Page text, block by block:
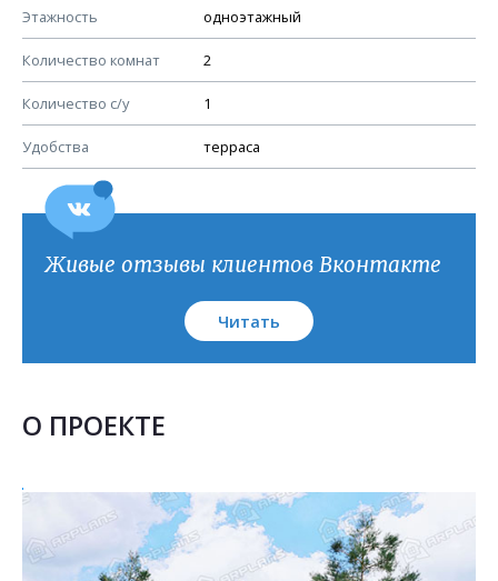
Этажность одноэтажный
Количество комнат 2
Количество с/у 1
Удобства терраса
Схема расположения элементов стропил
Спецификация элементов стропил
Устройство стропильной системы
Узлы устройства кровли
План кровли
Живые отзывы клиентов Вконтакте
Читать
О ПРОЕКТЕ